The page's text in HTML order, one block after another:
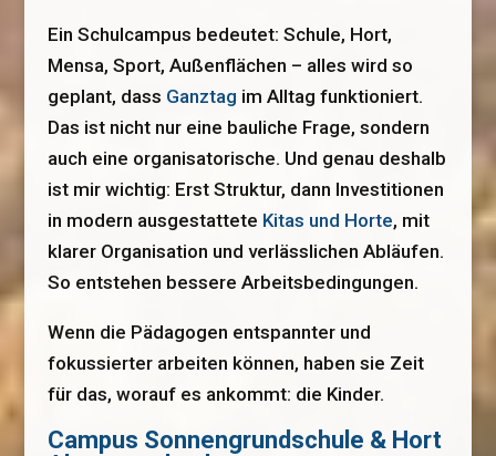
Ein Schulcampus bedeutet: Schule, Hort,
Mensa, Sport, Außenflächen – alles wird so
geplant, dass Ganztag im Alltag funktioniert.
Das ist nicht nur eine bauliche Frage, sondern
auch eine organisatorische. Und genau deshalb
ist mir wichtig: Erst Struktur, dann Investitionen
in modern ausgestattete Kitas und Horte, mit
klarer Organisation und verlässlichen Abläufen.
So entstehen bessere Arbeitsbedingungen.
Wenn die Pädagogen entspannter und
fokussierter arbeiten können, haben sie Zeit
für das, worauf es ankommt: die Kinder.
Campus Sonnengrundschule & Hort